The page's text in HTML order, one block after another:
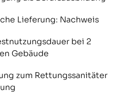
Lieferung: Nachweis
bei 2
Gebäude
zum Rettungssanitäter